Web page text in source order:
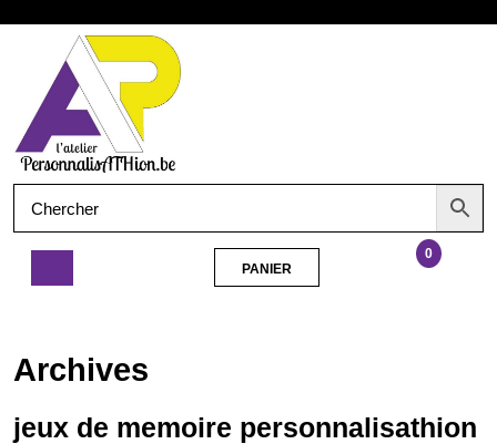
Ouvrir
le
menu
personnalisathion
0
PANIER
Archives
jeux de memoire personnalisathion